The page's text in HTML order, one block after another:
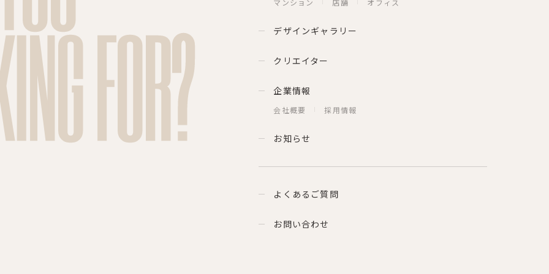
FOR? デザインギャラリー
クリエイター
企業情報
会社概要 採用情報
お知らせ
よくあるご質問
お問い合わせ